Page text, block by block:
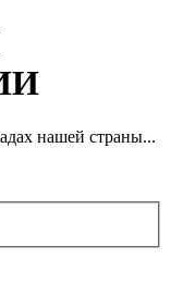
нашей страны...